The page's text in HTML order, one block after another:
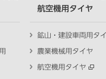
航空機用タイヤ
鉱山・建設車両用タ
農業機械用タイヤ
航空機用タイヤ